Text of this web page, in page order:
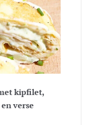
kipfilet,
verse